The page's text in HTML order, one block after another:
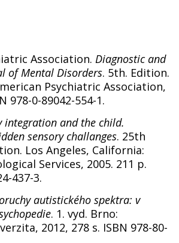
Association. Diagnostic and
of Mental Disorders. 5th. Edition.
Psychiatric Association,
978-0-89042-554-1.
integration and the child.
sensory challanges. 25th
Los Angeles, California:
Services, 2005. 211 p.
437-3.
autistického spektra: v
. 1. vyd. Brno:
2012, 278 s. ISBN 978-80-